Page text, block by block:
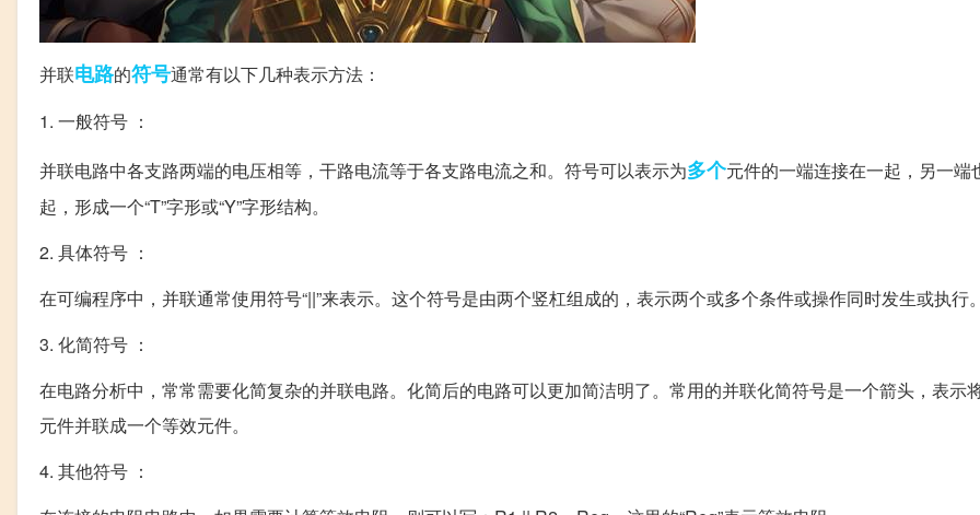
并联电路的符号通常有以下几种表示方法：
1. 一般符号 ：
并联电路中各支路两端的电压相等，干路电流等于各支路电流之和。符号可以表示为多个元件的一端连接在一起，另一端
起，形成一个“T”字形或“Y”字形结构。
2. 具体符号 ：
在可编程序中，并联通常使用符号“||”来表示。这个符号是由两个竖杠组成的，表示两个或多个条件或操作同时发生或执行
3. 化简符号 ：
在电路分析中，常常需要化简复杂的并联电路。化简后的电路可以更加简洁明了。常用的并联化简符号是一个箭头，表示
元件并联成一个等效元件。
4. 其他符号 ：